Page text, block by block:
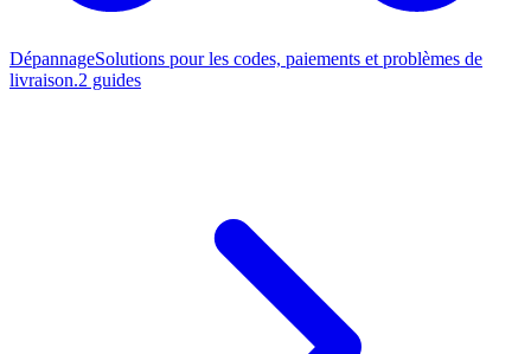
DépannageSolutions pour les codes, paiements et problèmes de
livraison.2 guides